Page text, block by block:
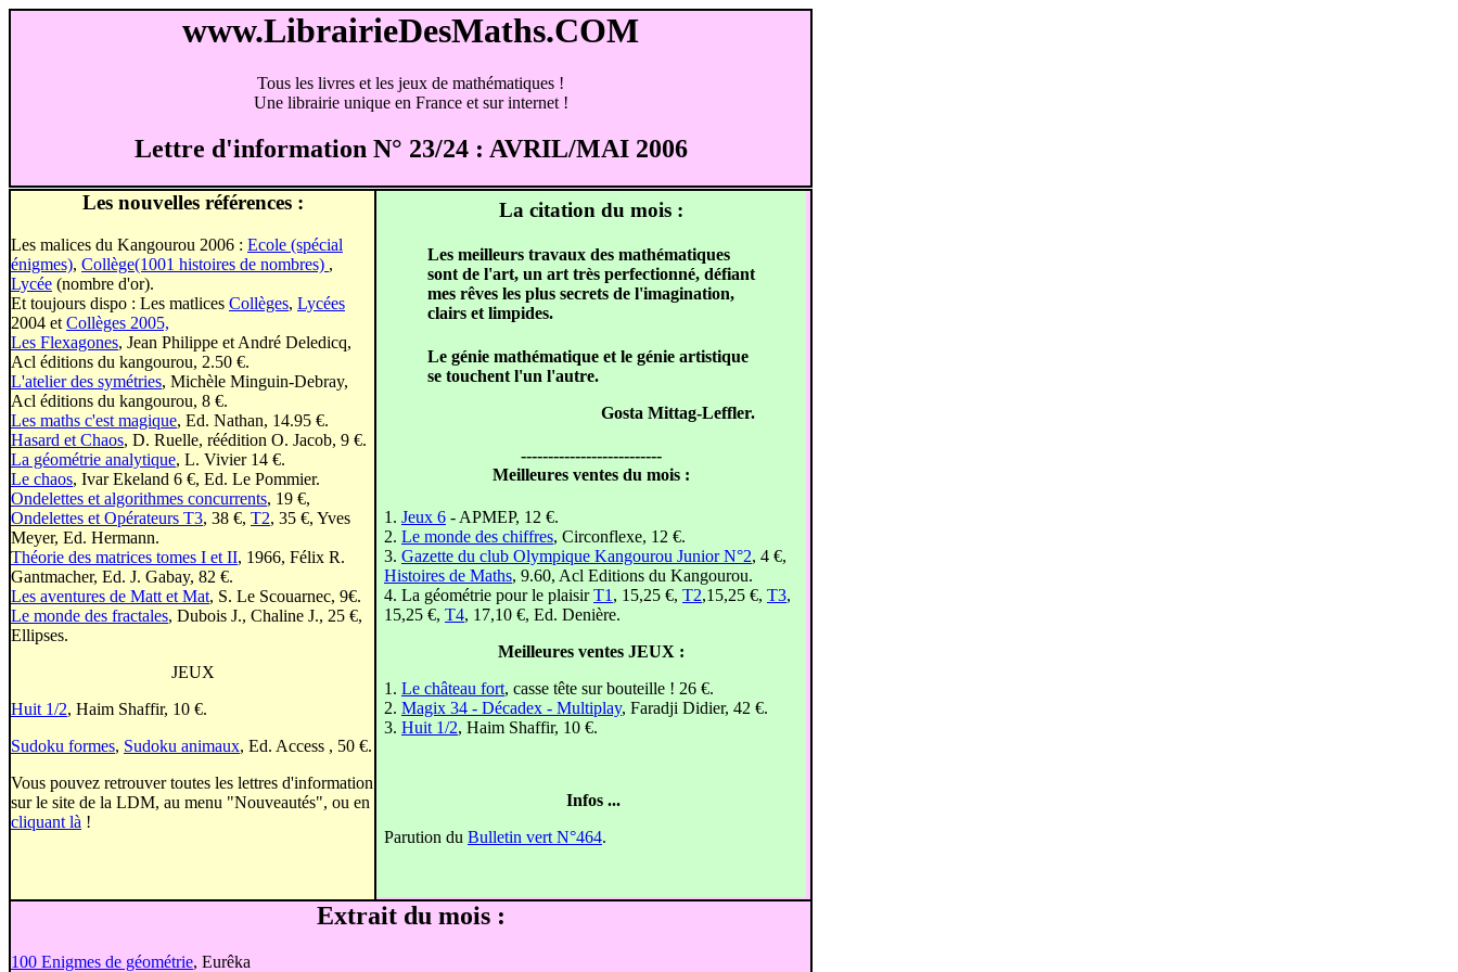
www.LibrairieDesMaths.COM
Tous les livres et les jeux de mathématiques !
Une librairie unique en France et sur internet !
Lettre d'information N° 23/24 : AVRIL/MAI 2006
Les nouvelles références :
Les malices du Kangourou 2006 : Ecole (spécial
énigmes), Collège(1001 histoires de nombres) ,
Lycée (nombre d'or).
Et toujours dispo : Les matlices Collèges, Lycées
2004 et Collèges 2005,
Les Flexagones, Jean Philippe et André Deledicq,
Acl éditions du kangourou, 2.50 €.
L'atelier des symétries, Michèle Minguin-Debray,
Acl éditions du kangourou, 8 €.
Les maths c'est magique, Ed. Nathan, 14.95 €.
Hasard et Chaos, D. Ruelle, réédition O. Jacob, 9 €.
La géométrie analytique, L. Vivier 14 €.
Le chaos, Ivar Ekeland 6 €, Ed. Le Pommier.
Ondelettes et algorithmes concurrents, 19 €,
Ondelettes et Opérateurs T3, 38 €, T2, 35 €, Yves
Meyer, Ed. Hermann.
Théorie des matrices tomes I et II, 1966, Félix R.
Gantmacher, Ed. J. Gabay, 82 €.
Les aventures de Matt et Mat, S. Le Scouarnec, 9€.
Le monde des fractales, Dubois J., Chaline J., 25 €,
Ellipses.
JEUX
Huit 1/2, Haim Shaffir, 10 €.
Sudoku formes, Sudoku animaux, Ed. Access , 50 €.
Vous pouvez retrouver toutes les lettres d'information
sur le site de la LDM, au menu "Nouveautés", ou en
cliquant là !
La citation du mois :
Les meilleurs travaux des mathématiques
sont de l'art, un art très perfectionné, défiant
mes rêves les plus secrets de l'imagination,
clairs et limpides.
Le génie mathématique et le génie artistique
se touchent l'un l'autre.
Gosta Mittag-Leffler.
--------------------------
Meilleures ventes du mois :
1. Jeux 6 - APMEP, 12 €.
2. Le monde des chiffres, Circonflexe, 12 €.
3. Gazette du club Olympique Kangourou Junior N°2, 4 €,
Histoires de Maths, 9.60, Acl Editions du Kangourou.
4. La géométrie pour le plaisirT1 , 15,25 €, T2,15,25 €, T3,
15,25 €, T4, 17,10 €, Ed. Denière.
Meilleures ventes JEUX :
1. Le château fort, casse tête sur bouteille ! 26 €.
2. Magix 34 - Décadex - Multiplay, Faradji Didier, 42 €.
3. Huit 1/2, Haim Shaffir, 10 €.
Infos ...
Parution du Bulletin vert N°464.
Extrait du mois :
100 Enigmes de géométrie, Eurêka